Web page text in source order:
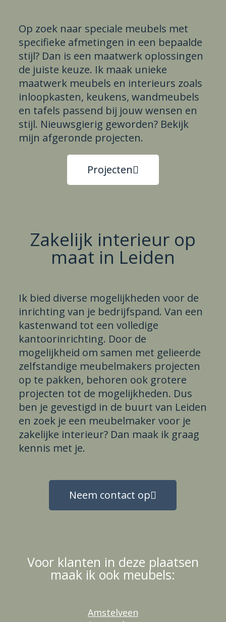
Op zoek naar speciale meubels met
specifieke afmetingen in een bepaalde
stijl? Dan is een maatwerk oplossingen
de juiste keuze. Ik maak unieke
maatwerk meubels en interieurs zoals
inloopkasten, keukens, wandmeubels
en tafels passend bij jouw wensen en
stijl. Nieuwsgierig geworden? Bekijk
mijn afgeronde projecten.
Projecten
Zakelijk interieur op
maat in Leiden
Ik bied diverse mogelijkheden voor de
inrichting van je bedrijfspand. Van een
kastenwand tot een volledige
kantoorinrichting. Door de
mogelijkheid om samen met gelieerde
zelfstandige meubelmakers projecten
op te pakken, behoren ook grotere
projecten tot de mogelijkheden. Dus
ben je gevestigd in de buurt van Leiden
en zoek je een meubelmaker voor je
zakelijke interieur? Dan maak ik graag
kennis met je.
Neem contact op
Voor klanten in deze plaatsen
maak ik ook meubels:
Amstelveen